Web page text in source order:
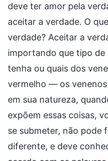
deve ter amor pela
aceitar a verdade. O
verdade? Aceitar a
importando que tipo
tenha ou quais dos
vermelho — os
em sua natureza,
expõem essas coisas,
se submeter, não pode
diferente, e deve